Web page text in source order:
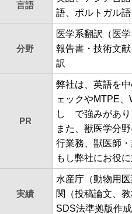
言語
語、ポルトガル
分野
医学系翻訳（医
報告書・技術文
訳
PR
弊社は、英語を
ェックやMTPE、
し で強みがあり
また、獣医学分
行業務、獣医師
もし弊社にお役
実績
水産庁（動物用
関（投稿論文、
SDS法準拠版作成